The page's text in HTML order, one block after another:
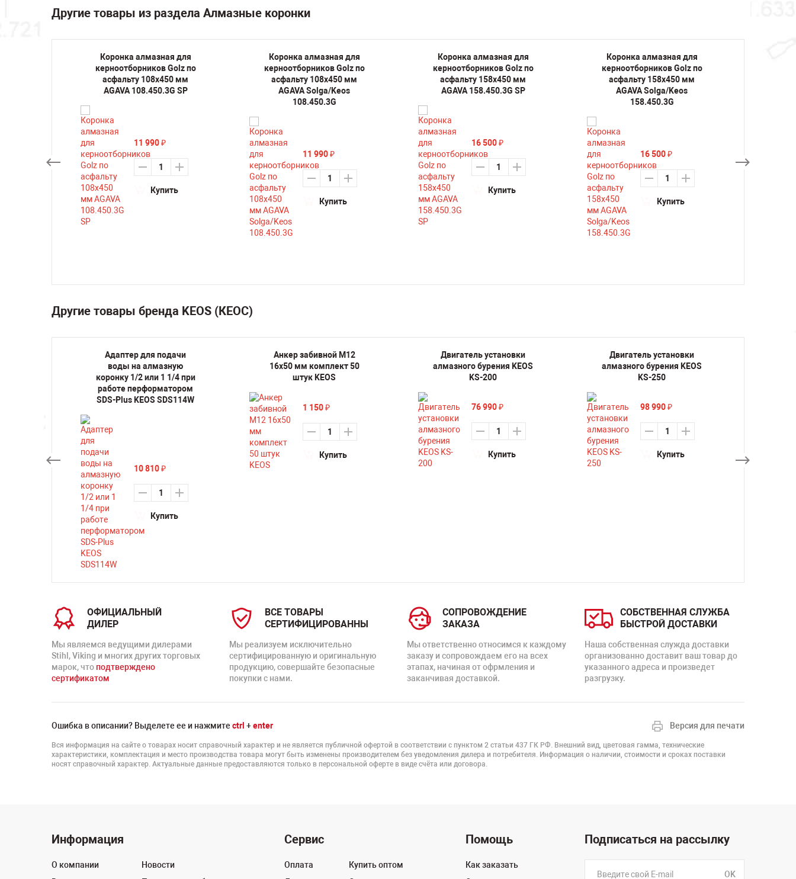
Другие товары из раздела Алмазные коронки
Коронка алмазная для
керноотборников Golz по
асфальту 108х450 мм
AGAVA 108.450.3G SP
11 990 ₽
Купить
Коронка алмазная для
керноотборников Golz по
асфальту 108х450 мм
AGAVA Solga/Keos
108.450.3G
11 990 ₽
Купить
Коронка алмазная для
керноотборников Golz по
асфальту 158х450 мм
AGAVA 158.450.3G SP
16 500 ₽
Купить
Коронка алмазная для
керноотборников Golz по
асфальту 158х450 мм
AGAVA Solga/Keos
158.450.3G
16 500 ₽
Купить
Другие товары бренда KEOS (КЕОС)
Адаптер для подачи
воды на алмазную
коронку 1/2 или 1 1/4 при
работе перформатором
SDS-Plus KEOS SDS114W
10 810 ₽
Купить
Анкер забивной М12
16х50 мм комплект 50
штук KEOS
1 150 ₽
Купить
Двигатель установки
алмазного бурения KEOS
KS-200
76 990 ₽
Купить
Двигатель установки
алмазного бурения KEOS
KS-250
98 990 ₽
Купить
ОФИЦИАЛЬНЫЙ
ДИЛЕР
Мы являемся ведущими дилерами
Stihl, Viking и многих других торговых
марок, что подтверждено
сертификатом
ВСЕ ТОВАРЫ
СЕРТИФИЦИРОВАННЫ
Мы реализуем исключительно
сертифицированную и оригинальную
продукцию, совершайте безопасные
покупки с нами.
СОПРОВОЖДЕНИЕ
ЗАКАЗА
Мы ответственно относимся к каждому
заказу и сопровождаем его на всех
этапах, начиная от офрмления и
заканчивая доставкой.
СОБСТВЕННАЯ СЛУЖБА
БЫСТРОЙ ДОСТАВКИ
Наша собственная служда доставки
организованно доставит ваш товар до
указанного адреса и произведет
разгрузку.
Ошибка в описании? Выделете ее и нажмите ctrl +enter Версия для печати
Вся информация на сайте о товарах носит справочный характер и не является публичной офертой в соответствии с пунктом 2 статьи 437 ГК РФ. Внешний вид, цветовая гамма, технические
характеристики, комплектация и место производства товара могут быть изменены производителем без уведомления дилера и потребителя. Информация о наличии, стоимости и сроках поставки
носят справочный характер. Актуальные данные предоставляются только в персональной оферте в виде счёта или договора.
Информация
О компании
Новости
Сервис
Оплата
Купить оптом
Помощь
Как заказать
Подписаться на рассылку
OK